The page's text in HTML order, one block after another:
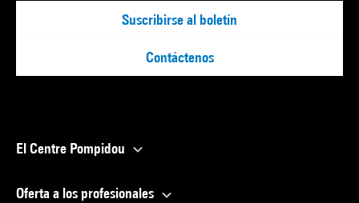
Suscribirse al boletín
Contáctenos
El Centre Pompidou
Oferta a los profesionales